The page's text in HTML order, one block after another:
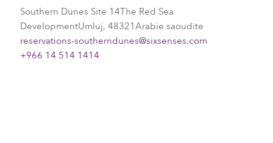
Southern Dunes Site 14The Red Sea
DevelopmentUmluj, 48321Arabie saoudite
reservations-southerndunes@sixsenses.com
+966 14 514 1414